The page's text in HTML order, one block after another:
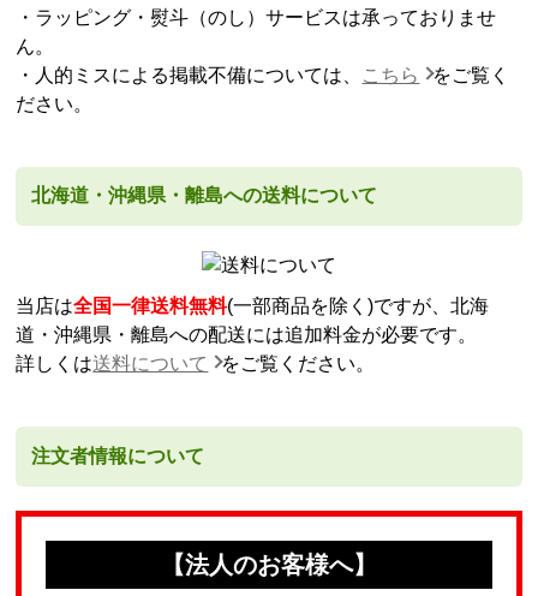
・ラッピング・熨斗（のし）サービスは承っておりませ
ん。
・人的ミスによる掲載不備については、 こちら
をご覧く
ださい。
北海道・沖縄県・離島への送料について
当店は全国一律送料無料(一部商品を除く)ですが、北海
道・沖縄県・離島への配送には追加料金が必要です。
詳しくは送料について をご覧ください。
注文者情報について
【法人のお客様へ】